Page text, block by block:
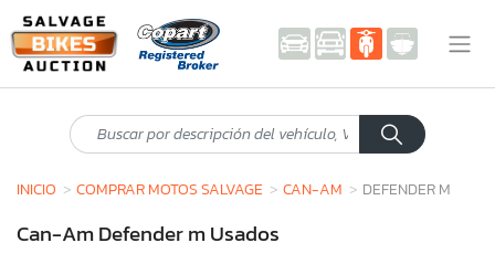
INICIO COMPRAR MOTOS SALVAGE CAN-AM DEFENDER M
Can-Am Defender m Usados